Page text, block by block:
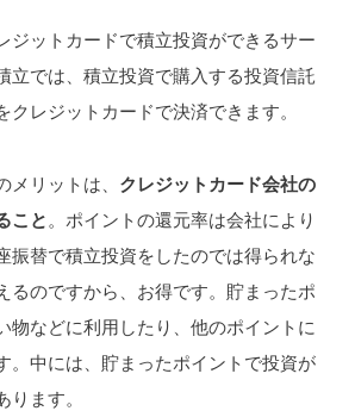
ジットカードで積立投資ができるサー
立では、積立投資で購入する投資信託
クレジットカードで決済できます。
リットは、 クレジットカード会社の
こと 。ポイントの還元率は会社により
振替で積立投資をしたのでは得られな
るのですから、お得です。貯まったポ
物などに利用したり、他のポイントに
。中には、貯まったポイントで投資が
ます。